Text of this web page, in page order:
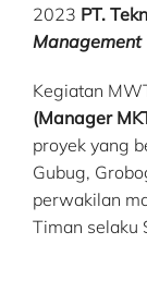
2023 PT.
Management
Kegiatan
(Manager
proyek yang
Gubug,
perwakilan
Timan selaku